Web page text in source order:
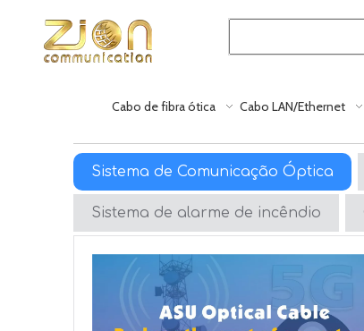
Cabo de fibra ótica Cabo LAN/Ethernet
Sistema de Comunicação Óptica
Sistema de alarme de incêndio